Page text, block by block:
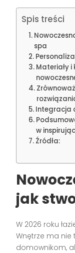
Spis treści
spa
Materiały
Integracja
w
Źródła:
jak
W 2026 roku
Wnętrze ma nie
domownikom,